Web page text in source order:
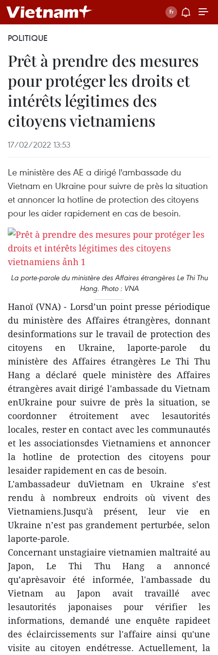
POLITIQUE
Prêt à prendre des mesures
pour protéger les droits et
intérêts légitimes des
citoyens vietnamiens
17/02/2022 13:53
Le ministère des AE a dirigé l'ambassade du
Vietnam en Ukraine pour suivre de près la situation
et annoncer la hotline de protection des citoyens
pour les aider rapidement en cas de besoin.
La porte-parole du ministère des Affaires étrangères Le Thi Thu
Hang. Photo : VNA
Hanoï (VNA) - Lorsd’un point presse périodique
du ministère des Affaires étrangères, donnant
desinformations sur le travail de protection des
citoyens en Ukraine, laporte-parole du
ministère des Affaires étrangères Le Thi Thu
Hang a déclaré quele ministère des Affaires
étrangères avait dirigé l'ambassade du Vietnam
enUkraine pour suivre de près la situation, se
coordonner étroitement avec lesautorités
locales, rester en contact avec les communautés
et les associationsdes Vietnamiens et annoncer
la hotline de protection des citoyens pour
lesaider rapidement en cas de besoin.
L'ambassadeur duVietnam en Ukraine s’est
rendu à nombreux endroits où vivent des
Vietnamiens.Jusqu'à présent, leur vie en
Ukraine n’est pas grandement perturbée, selon
laporte-parole.
Concernant unstagiaire vietnamien maltraité au
Japon, Le Thi Thu Hang a annoncé
qu’aprèsavoir été informée, l'ambassade du
Vietnam au Japon avait travaillé avec
lesautorités japonaises pour vérifier les
informations, demandé une enquête rapideet
des éclaircissements sur l'affaire ainsi qu'une
visite au citoyen endétresse. Actuellement, la